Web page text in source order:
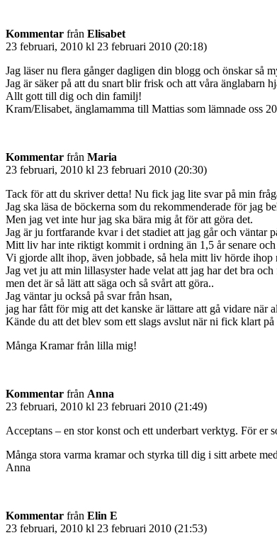
Kommentar från Elisabet
23 februari, 2010 kl 23 februari 2010 (20:18)
Jag läser nu flera gånger dagligen din blogg och önskar så
Jag är säker på att du snart blir frisk och att våra änglabarn
Allt gott till dig och din familj!
Kram/Elisabet, änglamamma till Mattias som lämnade oss
Kommentar från Maria
23 februari, 2010 kl 23 februari 2010 (20:30)
Tack för att du skriver detta! Nu fick jag lite svar på min
Jag ska läsa de böckerna som du rekommenderade för jag
Men jag vet inte hur jag ska bära mig åt för att göra det.
Jag är ju fortfarande kvar i det stadiet att jag går och väntar
Mitt liv har inte riktigt kommit i ordning än 1,5 år senare
Vi gjorde allt ihop, även jobbade, så hela mitt liv hörde ihop
Jag vet ju att min lillasyster hade velat att jag har det bra
men det är så lätt att säga och så svårt att göra..
Jag väntar ju också på svar från hsan,
jag har fått för mig att det kanske är lättare att gå vidare när
Kände du att det blev som ett slags avslut när ni fick klart
Många Kramar från lilla mig!
Kommentar från Anna
23 februari, 2010 kl 23 februari 2010 (21:49)
Acceptans – en stor konst och ett underbart verktyg. För er
Många stora varma kramar och styrka till dig i sitt arbete
Anna
Kommentar från Elin E
23 februari, 2010 kl 23 februari 2010 (21:53)